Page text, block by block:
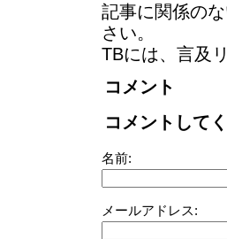
記事に関係の
さい。
TBには、言及
コメント
コメントして
名前:
メールアドレス: